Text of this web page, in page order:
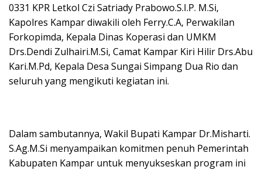
0331 KPR Letkol Czi Satriady Prabowo.S.I.P. M.Si,
Kapolres Kampar diwakili oleh Ferry.C.A, Perwakilan
Forkopimda, Kepala Dinas Koperasi dan UMKM
Drs.Dendi Zulhairi.M.Si, Camat Kampar Kiri Hilir Drs.Abu
Kari.M.Pd, Kepala Desa Sungai Simpang Dua Rio dan
seluruh yang mengikuti kegiatan ini.
Dalam sambutannya, Wakil Bupati Kampar Dr.Misharti.
S.Ag.M.Si menyampaikan komitmen penuh Pemerintah
Kabupaten Kampar untuk menyukseskan program ini